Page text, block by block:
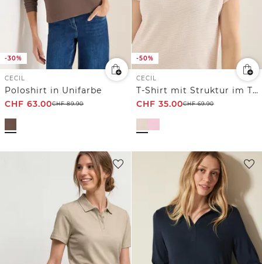
-30%
CECIL
Poloshirt in Unifarbe
CHF 63.00CHF89.90
-50%
CECIL
T-Shirt mit Struktur im Two-Tone-Look
CHF 35.00CHF69.90